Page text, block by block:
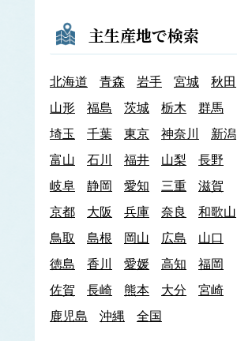
あみ類
アキアミ
アユ
アラメ
エゾアワビ
クロアワビ
マダカアワビ
メガイアワビ
イ
イカナゴ
いか類
アオリイカ
アメリカオオアカイカ
アルゼンチンイレックス
アルゼンチンマツイカ
主生産地で検索
北海道 青森 岩手 宮城
秋田
山形
福島 茨城 栃木
群馬
埼玉
千葉 東京 神奈川
新潟
富山
石川 福井 山梨
長野
岐阜
静岡 愛知 三重
滋賀
京都
大阪 兵庫 奈良
和歌山
鳥取
島根 岡山 広島
山口
徳島
香川 愛媛 高知
福岡
佐賀
長崎 熊本 大分
宮崎
鹿児島
沖縄 全国